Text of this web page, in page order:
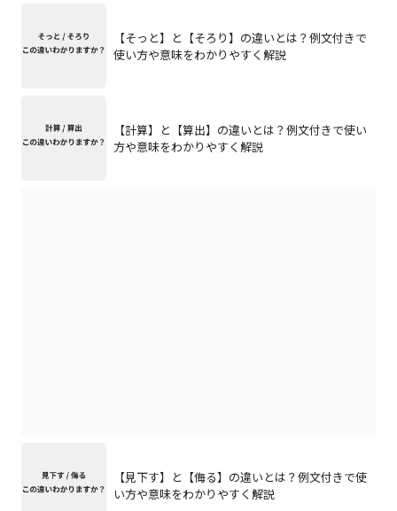
【そっと】と【そろり】の違いとは？例文付きで
使い方や意味をわかりやすく解説
【計算】と【算出】の違いとは？例文付きで使い
方や意味をわかりやすく解説
【見下す】と【侮る】の違いとは？例文付きで使
い方や意味をわかりやすく解説